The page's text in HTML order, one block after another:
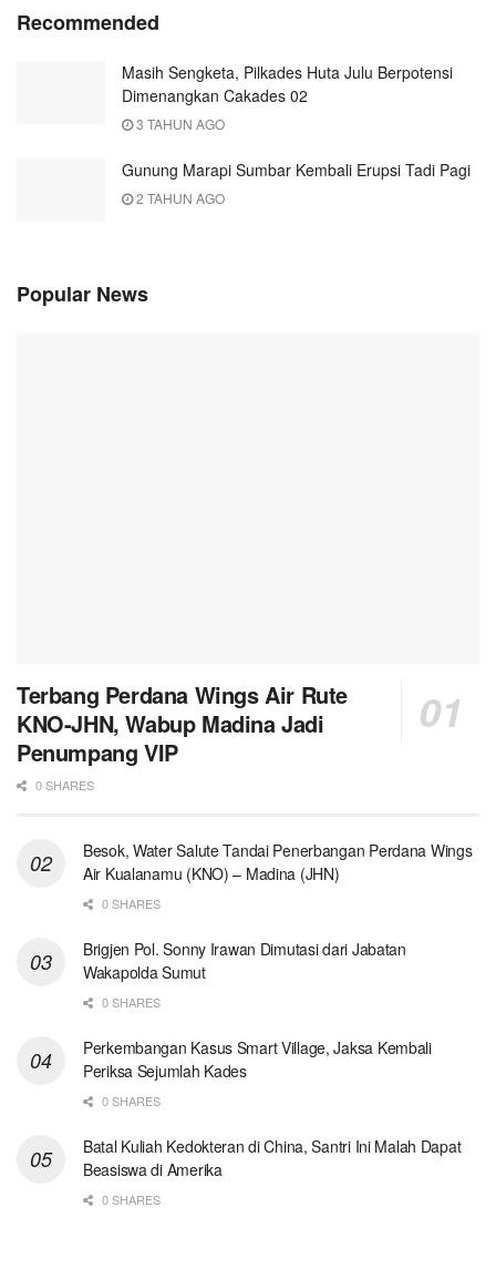
Recommended
Masih Sengketa, Pilkades Huta Julu Berpotensi
Dimenangkan Cakades 02
3 TAHUN AGO
Gunung Marapi Sumbar Kembali Erupsi Tadi Pagi
2 TAHUN AGO
Popular News
Terbang Perdana Wings Air Rute
KNO-JHN, Wabup Madina Jadi
Penumpang VIP
0 SHARES
Besok, Water Salute Tandai Penerbangan Perdana Wings
Air Kualanamu (KNO) – Madina (JHN)
0 SHARES
Brigjen Pol. Sonny Irawan Dimutasi dari Jabatan
Wakapolda Sumut
0 SHARES
Perkembangan Kasus Smart Village, Jaksa Kembali
Periksa Sejumlah Kades
0 SHARES
Batal Kuliah Kedokteran di China, Santri Ini Malah Dapat
Beasiswa di Amerika
0 SHARES